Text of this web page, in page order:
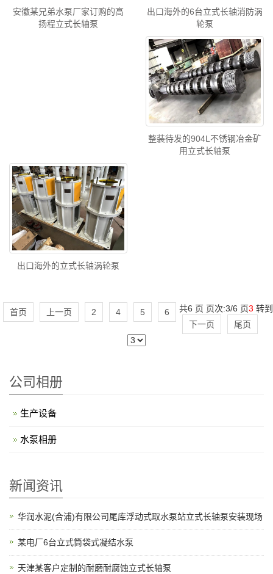
安徽某兄弟水泵厂家订购的高
扬程立式长轴泵
出口海外的6台立式长轴消防涡
轮泵
整装待发的904L不锈钢冶金矿
用立式长轴泵
出口海外的立式长轴涡轮泵
共6 页 页次:3/6 页
首页 上一页 2 3
4 5
6
下一页
尾页
转到
公司相册
生产设备
水泵相册
新闻资讯
华润水泥(合浦)有限公司尾库浮动式取水泵站立式长轴泵安装现场
某电厂6台立式筒袋式凝结水泵
天津某客户定制的耐磨耐腐蚀立式长轴泵